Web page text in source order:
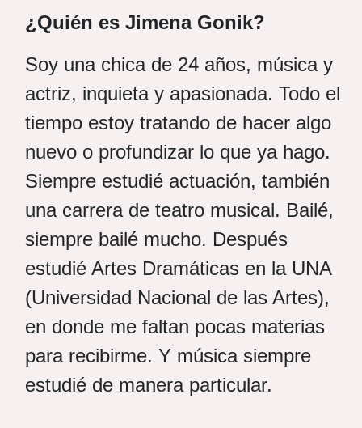
¿Quién es Jimena Gonik?
Soy una chica de 24 años, música y
actriz, inquieta y apasionada. Todo el
tiempo estoy tratando de hacer algo
nuevo o profundizar lo que ya hago.
Siempre estudié actuación, también
una carrera de teatro musical. Bailé,
siempre bailé mucho. Después
estudié Artes Dramáticas en la UNA
(Universidad Nacional de las Artes),
en donde me faltan pocas materias
para recibirme. Y música siempre
estudié de manera particular.